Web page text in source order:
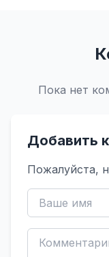
Пока нет
Добавить
Пожалуйста,